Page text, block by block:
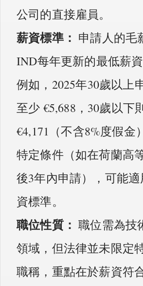
公司的直接雇員。
薪資標準： 申請人的毛
IND每年更新的最低薪資
例如，2025年30歲以上
至少 €5,688，30歲以下
€4,171（不含8%度假金
特定條件（如在荷蘭高
後3年內申請），可能
資標準。
職位性質： 職位需為技
領域，但法律並未限定
職稱，重點在於薪資符